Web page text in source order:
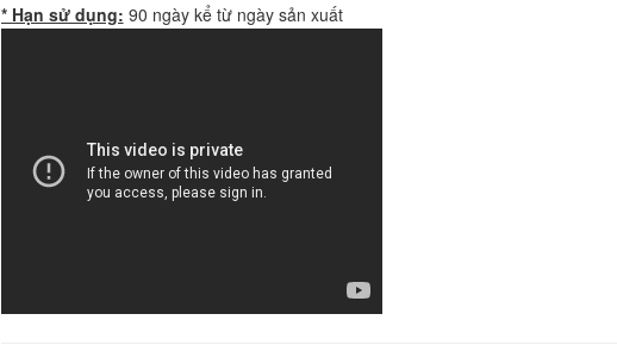
* Hạn sử dụng: 90 ngày kể từ ngày sản xuất